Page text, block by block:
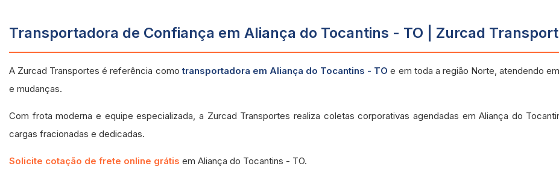
Transportadora de Confiança em Aliança do Tocantins - TO | Zurcad
A Zurcad Transportes é referência comotransportadora em Aliança do Tocantins - TO e em toda a região Norte, atendendo
e mudanças.
Com frota moderna e equipe especializada, a Zurcad Transportes realiza coletas corporativas agendadas em Aliança do
cargas fracionadas e dedicadas.
Solicite cotação de frete online grátis em Aliança do Tocantins - TO.